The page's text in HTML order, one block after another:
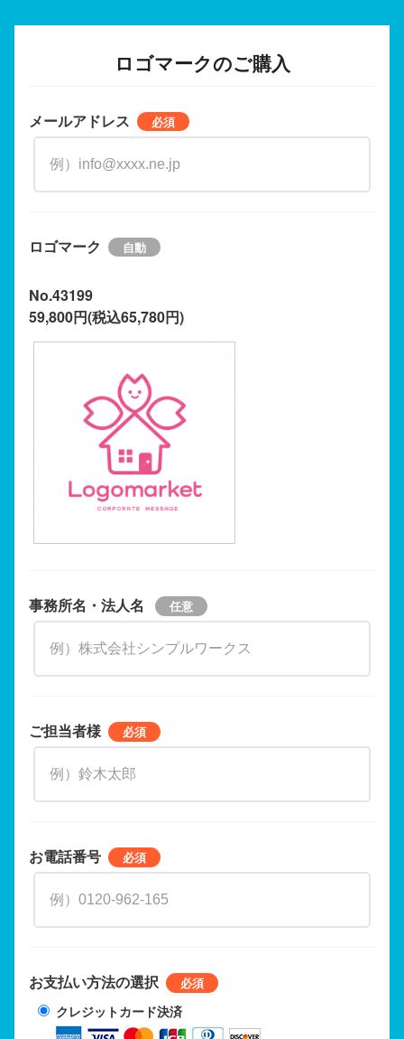
ロゴマークのご購入
メールアドレス
ロゴマーク
No.43199
59,800円(税込65,780円)
事務所名・法人名
ご担当者様
お電話番号
お支払い方法の選択
クレジットカード決済